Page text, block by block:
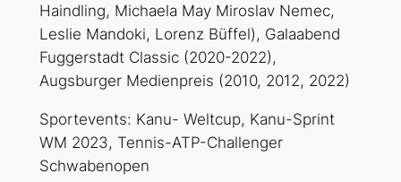
Haindling, Michaela May Miroslav Nemec,
Leslie Mandoki, Lorenz Büffel), Galaabend
Fuggerstadt Classic (2020-2022),
Augsburger Medienpreis (2010, 2012, 2022)
Sportevents: Kanu- Weltcup, Kanu-Sprint
WM 2023, Tennis-ATP-Challenger
Schwabenopen